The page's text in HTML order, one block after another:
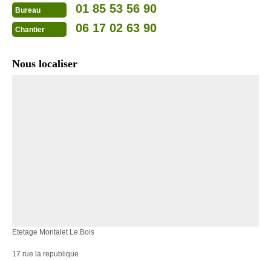
Bureau 01 85 53 56 90
Chantier 06 17 02 63 90
Nous localiser
Etetage Montalet Le Bois
17 rue la republique